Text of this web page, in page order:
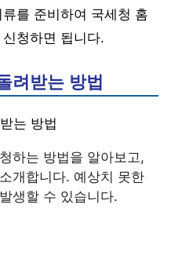
를 준비하여 국세청 홈
청하면 됩니다.
려받는 방법
는 방법
하는 방법을 알아보고,
개합니다. 예상치 못한
생할 수 있습니다.